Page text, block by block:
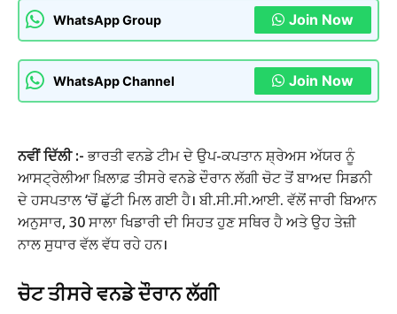
WhatsApp Group Join Now
WhatsApp Channel Join Now
ਨਵੀਂ ਦਿੱਲੀ :-ਭਾਰਤੀ ਵਨਡੇ ਟੀਮ ਦੇ ਉਪ-ਕਪਤਾਨ ਸ਼੍ਰੇਅਸ ਅੱਯਰ ਨੂੰ
ਆਸਟ੍ਰੇਲੀਆ ਖ਼ਿਲਾਫ਼ ਤੀਸਰੇ ਵਨਡੇ ਦੌਰਾਨ ਲੱਗੀ ਚੋਟ ਤੋਂ ਬਾਅਦ ਸਿਡਨੀ
ਦੇ ਹਸਪਤਾਲ ‘ਚੋਂ ਛੁੱਟੀ ਮਿਲ ਗਈ ਹੈ। ਬੀ.ਸੀ.ਸੀ.ਆਈ. ਵੱਲੋਂ ਜਾਰੀ ਬਿਆਨ
ਅਨੁਸਾਰ, 30 ਸਾਲਾ ਖਿਡਾਰੀ ਦੀ ਸਿਹਤ ਹੁਣ ਸਥਿਰ ਹੈ ਅਤੇ ਉਹ ਤੇਜ਼ੀ
ਨਾਲ ਸੁਧਾਰ ਵੱਲ ਵੱਧ ਰਹੇ ਹਨ।
ਚੋਟ ਤੀਸਰੇ ਵਨਡੇ ਦੌਰਾਨ ਲੱਗੀ